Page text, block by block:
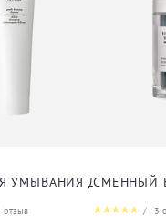
УМЫВАНИЯ ДЛЯ ЛИЦА
отзыв
СМЕННЫЙ
/ 3